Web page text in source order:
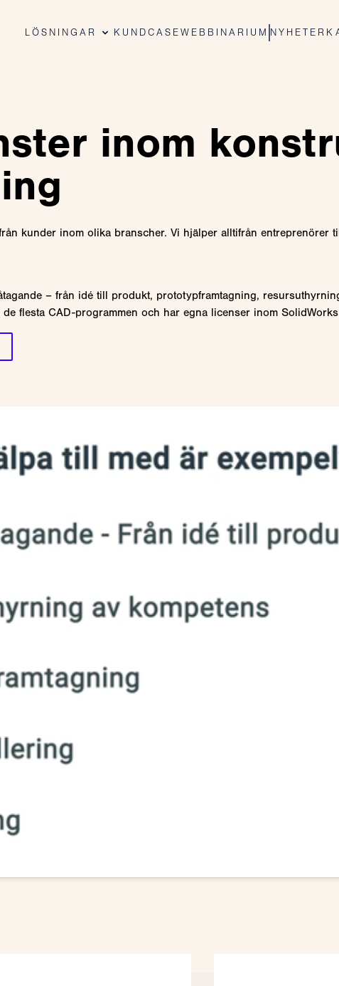
LÖSNINGAR KUNDCASEWEBBINARIUM NYHETER
inom
kunder inom olika branscher. Vi hjälper alltifrån entreprenörer
– från idé till produkt, prototypframtagning,
flesta CAD-programmen och har egna licenser inom